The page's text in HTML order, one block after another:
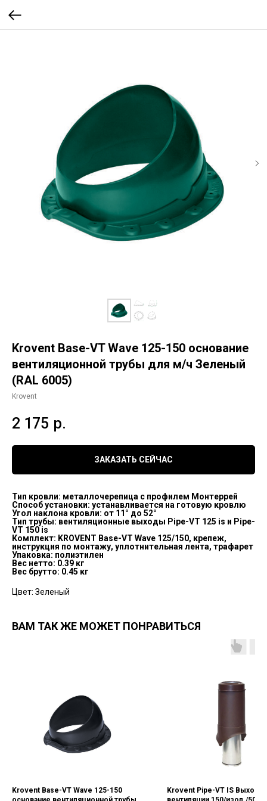
Krovent Base-VT Wave 125-150 основание
вентиляционной трубы для м/ч Зеленый
(RAL 6005)
Krovent
2 175 р.
ЗАКАЗАТЬ СЕЙЧАС
Тип кровли: металлочерепица с профилем Монтеррей
Способ установки: устанавливается на готовую кровлю
Угол наклона кровли: от 11° до 52°
Тип трубы: вентиляционные выходы Pipe-VT 125 is и Pipe-
VT 150 is
Комплект: KROVENT Base-VT Wave 125/150, крепеж,
инструкция по монтажу, уплотнительная лента, трафарет
Упаковка: полиэтилен
Вес нетто: 0.39 кг
Вес брутто: 0.45 кг
Цвет: Зеленый
ВАМ ТАК ЖЕ МОЖЕТ ПОНРАВИТЬСЯ
Krovent Base-VT Wave 125-150
Krovent Pipe-VT IS Bыход